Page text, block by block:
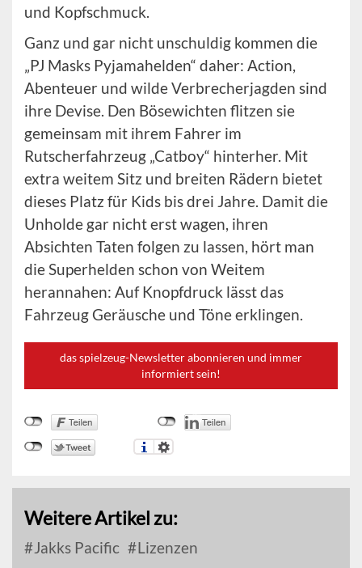
und Kopfschmuck.
Ganz und gar nicht unschuldig kommen die
„PJ Masks Pyjamahelden“ daher: Action,
Abenteuer und wilde Verbrecherjagden sind
ihre Devise. Den Bösewichten flitzen sie
gemeinsam mit ihrem Fahrer im
Rutscherfahrzeug „Catboy“ hinterher. Mit
extra weitem Sitz und breiten Rädern bietet
dieses Platz für Kids bis drei Jahre. Damit die
Unholde gar nicht erst wagen, ihren
Absichten Taten folgen zu lassen, hört man
die Superhelden schon von Weitem
herannahen: Auf Knopfdruck lässt das
Fahrzeug Geräusche und Töne erklingen.
das spielzeug-Newsletter abonnieren und immer
informiert sein!
Weitere Artikel zu:
Jakks Pacific Lizenzen